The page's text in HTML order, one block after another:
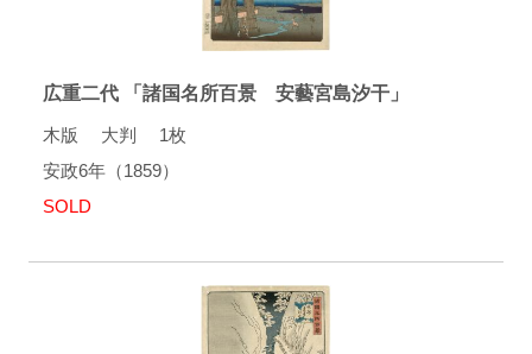
広重二代 「諸国名所百景 安藝宮島汐干」
木版 大判 1枚
安政6年（1859）
SOLD